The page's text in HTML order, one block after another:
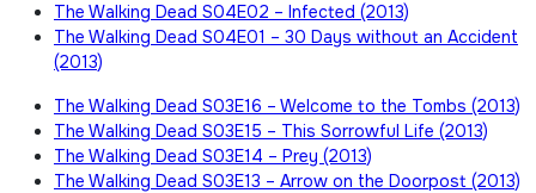
The Walking Dead S04E02 – Infected (2013)
The Walking Dead S04E01 – 30 Days without an Accident
(2013)
The Walking Dead S03E16 – Welcome to the Tombs (2013)
The Walking Dead S03E15 – This Sorrowful Life (2013)
The Walking Dead S03E14 – Prey (2013)
The Walking Dead S03E13 – Arrow on the Doorpost (2013)